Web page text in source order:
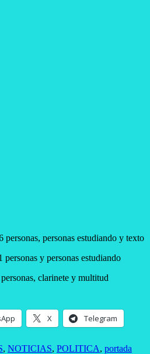
X Telegram
, NOTICIAS, POLITICA, portada